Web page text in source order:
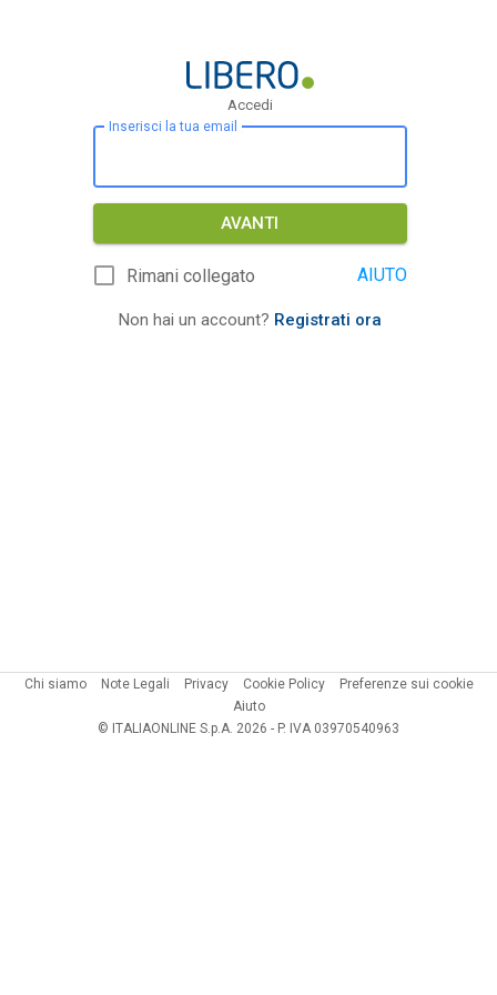
Accedi
Inserisci la tua email
AVANTI
Rimani collegato AIUTO
Non hai un account? Registrati ora
Chi siamo Note Legali Privacy Cookie Policy
Preferenze sui cookie
Aiuto
© ITALIAONLINE S.p.A. 2026 - P. IVA 03970540963